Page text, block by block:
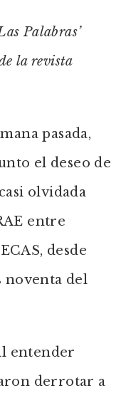
Palabras’
la revista
pasada,
el deseo de
olvidada
entre
desde
noventa del
entender
derrotar a